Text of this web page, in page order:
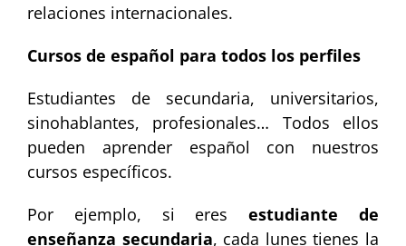
relaciones internacionales.
Cursos de español para todos los perfiles
Estudiantes de secundaria, universitarios,
sinohablantes, profesionales… Todos ellos
pueden aprender español con nuestros
cursos específicos.
Por ejemplo, si eresestudiante de
enseñanza secundaria, cada lunes tienes la